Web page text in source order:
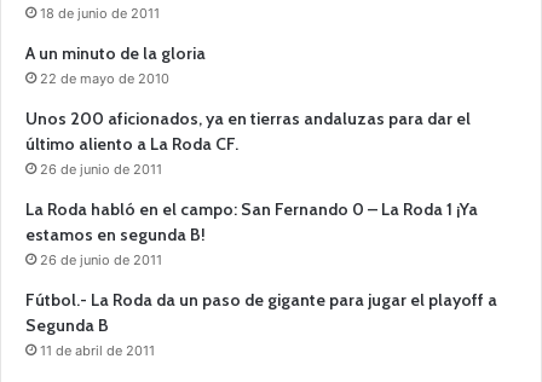
18 de junio de 2011
A un minuto de la gloria
22 de mayo de 2010
Unos 200 aficionados, ya en tierras andaluzas para dar el
último aliento a La Roda CF.
26 de junio de 2011
La Roda habló en el campo: San Fernando 0 – La Roda 1 ¡Ya
estamos en segunda B!
26 de junio de 2011
Fútbol.- La Roda da un paso de gigante para jugar el playoff a
Segunda B
11 de abril de 2011